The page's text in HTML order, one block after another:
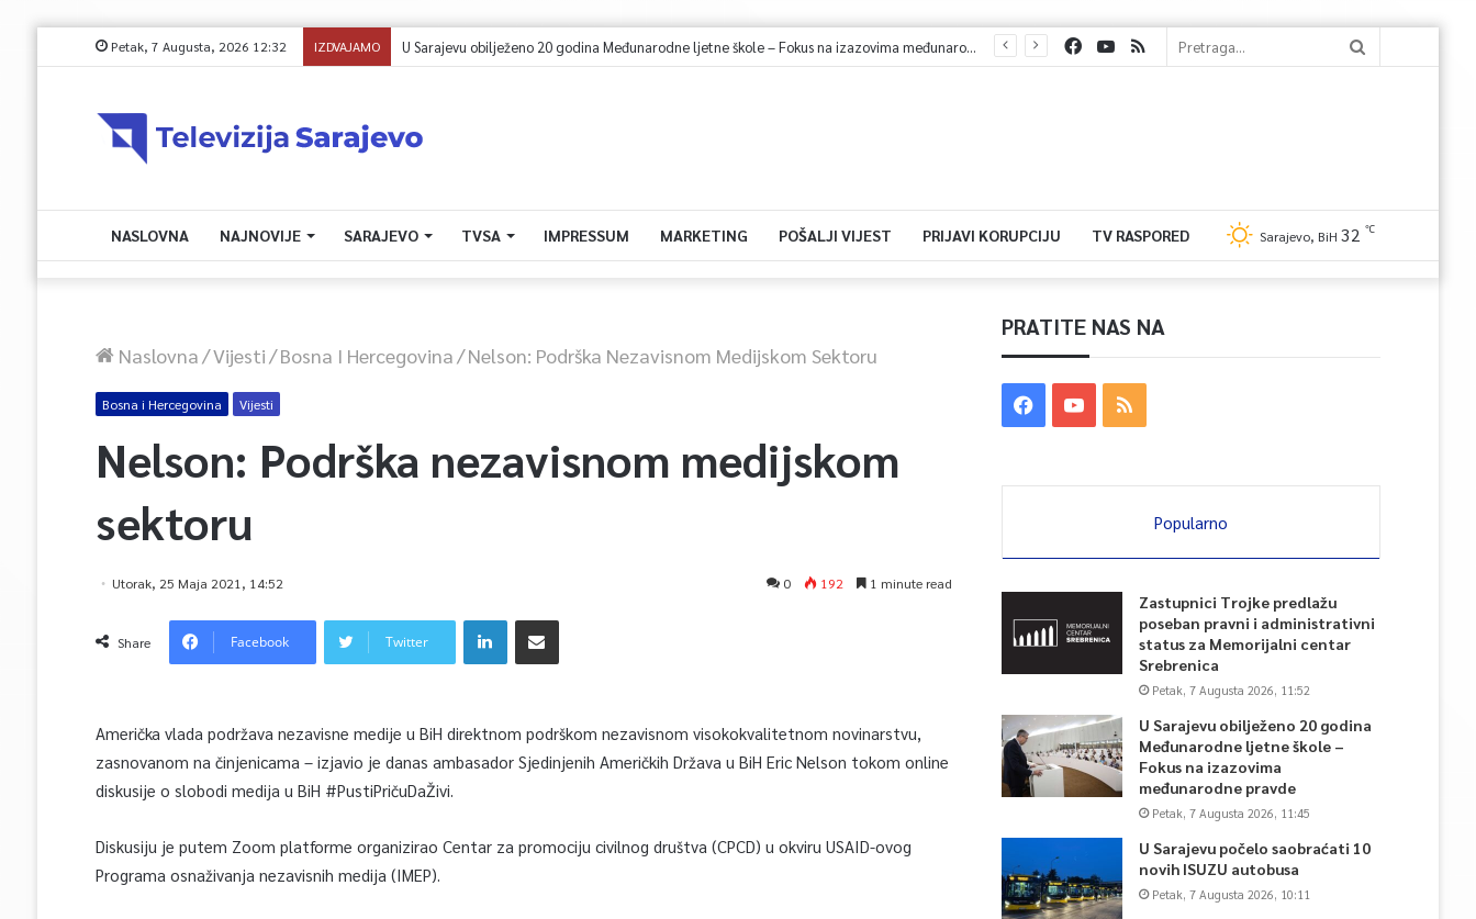
Petak, 7 Augusta, 2026 12:32 IZDVAJAMO U Sarajevu obilježeno 20 godina Međunarodne ljetne škole – Fokus na izazovima međunarodne pravde
NASLOVNA NAJNOVIJE SARAJEVO TVSA IMPRESSUM MARKETING POŠALJI VIJEST PRIJAVI KORUPCIJU TV RASPORED Sarajevo, BiH 32 ℃
Naslovna/Vijesti/Bosna I Hercegovina/Nelson: Podrška Nezavisnom Medijskom Sektoru
Bosna i Hercegovina Vijesti
Nelson: Podrška nezavisnom medijskom
sektoru
Utorak, 25 Maja 2021, 14:52 0 192 1 minute read
Share Facebook Twitter
Američka vlada podržava nezavisne medije u BiH direktnom podrškom nezavisnom visokokvalitetnom novinarstvu,
zasnovanom na činjenicama – izjavio je danas ambasador Sjedinjenih Američkih Država u BiH Eric Nelson tokom online
diskusije o slobodi medija u BiH #PustiPričuDaŽivi.
Diskusiju je putem Zoom platforme organizirao Centar za promociju civilnog društva (CPCD) u okviru USAID-ovog
Programa osnaživanja nezavisnih medija (IMEP).
PRATITE NAS NA
Popularno
Zastupnici Trojke predlažu
poseban pravni i administrativni
status za Memorijalni centar
Srebrenica
Petak, 7 Augusta 2026, 11:52
U Sarajevu obilježeno 20 godina
Međunarodne ljetne škole –
Fokus na izazovima
međunarodne pravde
Petak, 7 Augusta 2026, 11:45
U Sarajevu počelo saobraćati 10
novih ISUZU autobusa
Petak, 7 Augusta 2026, 10:11